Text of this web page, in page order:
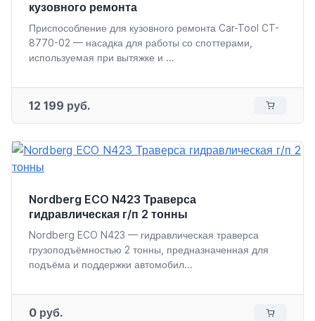
кузовного ремонта
Приспособление для кузовного ремонта Car-Tool CT-
8770-02 — насадка для работы со споттерами,
используемая при вытяжке и ...
12 199 руб.
Nordberg ECO N423 Траверса
гидравлическая г/п 2 тонны
Nordberg ECO N423 — гидравлическая траверса
грузоподъёмностью 2 тонны, предназначенная для
подъёма и поддержки автомобил...
0 руб.